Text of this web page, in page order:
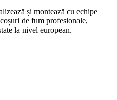
și montează cu echipe
de fum profesionale,
la nivel european.